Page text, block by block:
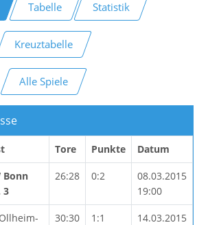
Tabelle Statistik
Kreuztabelle
Alle Spiele
Tore Punkte Datum
Bonn
3
26:28 0:2
08.03.2015
19:00
30:30 1:1
14.03.2015